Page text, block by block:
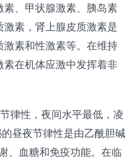
、甲状腺激素、胰岛素
素，肾上腺皮质激素是
素和性激素等。在维持
在机体应激中发挥着非
律性，夜间水平最低，凌
昼夜节律性是由乙酰胆碱
、血糖和免疫功能。在临